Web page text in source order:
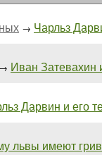
→ Чарльз
→ Иван
Дарвин и его
львы имеют